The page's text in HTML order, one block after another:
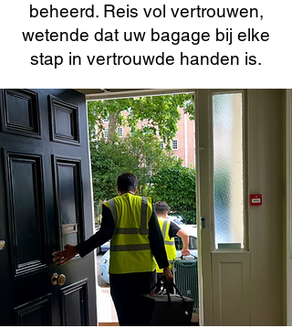
beheerd. Reis vol vertrouwen,
wetende dat uw bagage bij elke
stap in vertrouwde handen is.